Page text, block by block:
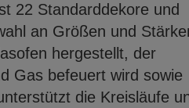
22 Standarddekore und
an Größen und
hergestellt, der
Gas befeuert wird sowie
die Kreisläufe